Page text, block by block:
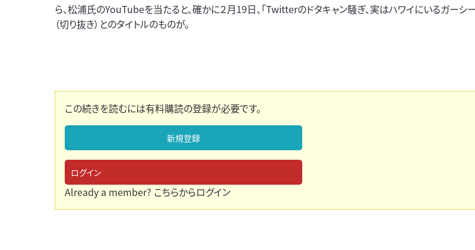
ら、松浦氏のYouTubeを当たると、確かに２月19日、「Twitterのドタキャン騒ぎ、実はハワイにいるガーシ
（切り抜き）とのタイトルのものが。
この続きを読むには有料購読の登録が必要です。
新規登録
ログイン
Already a member? こちらからログイン